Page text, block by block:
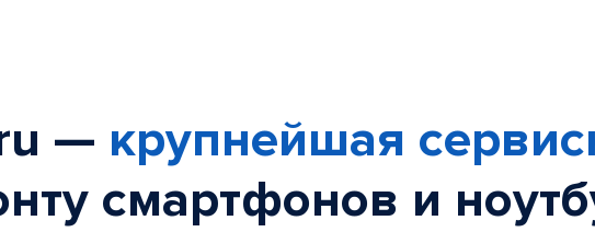
— крупнейшая
смартфонов и